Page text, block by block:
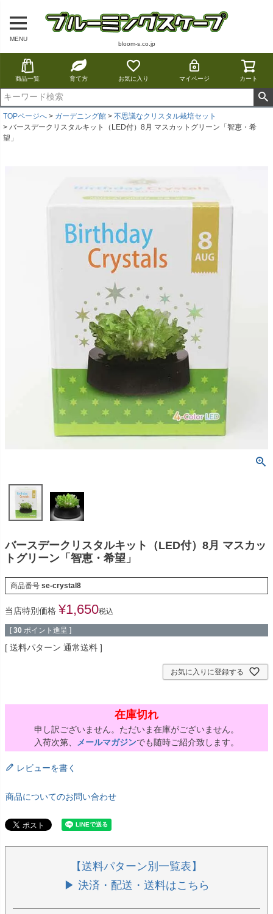
MENU
bloom-s.co.jp
商品一覧 育て方 お気に入り マイページ カート
TOPページへ ガーデニング館
不思議なクリスタル栽培セット
バースデークリスタルキット（LED付）8月 マスカットグリーン「智恵・希
望」
バースデークリスタルキット（LED付）8月 マスカッ
トグリーン「智恵・希望」
商品番号 se-crystal8
当店特別価格 ¥1,650税込
[ 30 ポイント進呈 ]
送料パターン 通常送料
お気に入りに登録する
在庫切れ
申し訳ございません。ただいま在庫がございません。
入荷次第、
メールマガジンでも随時ご紹介致します。
レビューを書く
商品についてのお問い合わせ
【送料パターン別一覧表】
▶ 決済・配送・送料はこちら